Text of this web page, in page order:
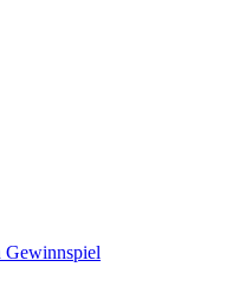
Gewinnspiel